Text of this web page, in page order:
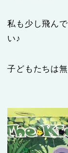
私も少し飛ん
い♪
子どもたちは